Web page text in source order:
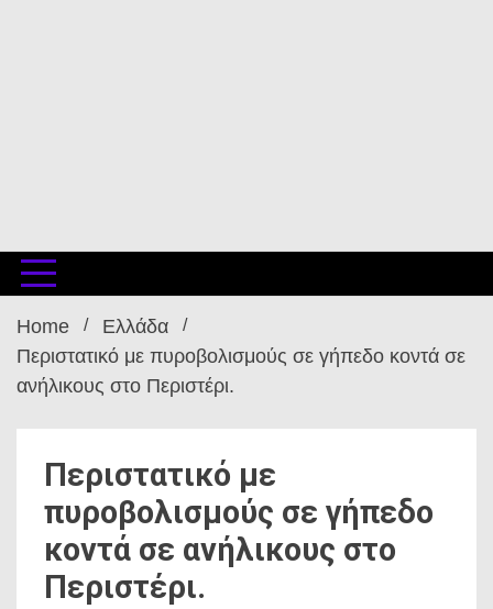
Home
Ελλάδα
Περιστατικό με πυροβολισμούς σε γήπεδο κοντά σε
ανήλικους στο Περιστέρι.
Περιστατικό με
πυροβολισμούς σε γήπεδο
κοντά σε ανήλικους στο
Περιστέρι.